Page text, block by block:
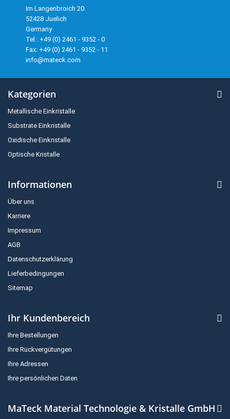
Im Langenbroich 20
52428 Juelich
Germany
Tel.: +49 (0) 2461 - 9352 - 0
Fax: +49 (0) 2461 - 9352 - 11
info@mateck.com
Kategorien
Metallische Einkristalle
Substrate Einkristalle
Oxidische Einkristalle
Optische Kristalle
Informationen
Über uns
Karriere
Impressum
AGB
Datenschutzerklärung
Lieferbedingungen
Sitemap
Ihr Kundenbereich
Ihre Bestellungen
Ihre Rückvergütungen
Ihre Adressen
Ihre persönlichen Daten
MaTeck Material Technologie & Kristalle GmbH